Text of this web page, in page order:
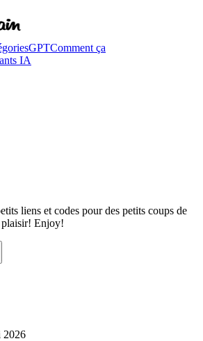
GPTComment ça
IA
liens et codes pour des petits coups de
Enjoy!
2026